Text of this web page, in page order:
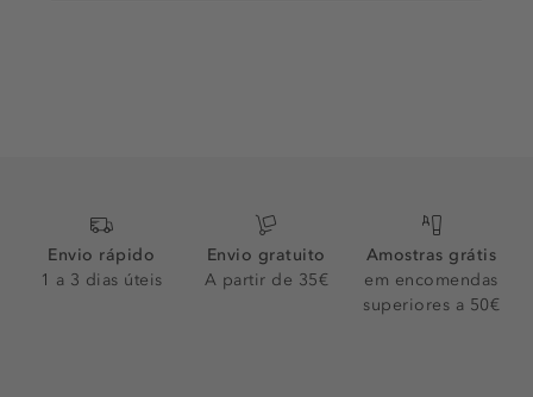
Envio rápido
1 a 3 dias úteis
Envio gratuito
A partir de 35€
Amostras grátis
em encomendas
superiores a 50€